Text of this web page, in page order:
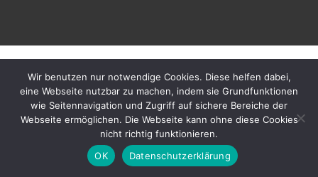
Wir benutzen nur notwendige Cookies. Diese helfen dabei,
eine Webseite nutzbar zu machen, indem sie Grundfunktionen
wie Seitennavigation und Zugriff auf sichere Bereiche der
Webseite ermöglichen. Die Webseite kann ohne diese Cookies
nicht richtig funktionieren.
OK
Datenschutzerklärung